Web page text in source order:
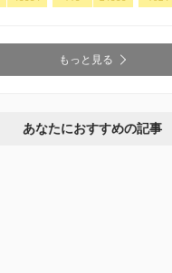
もっと見る
あなたにおすすめの記事